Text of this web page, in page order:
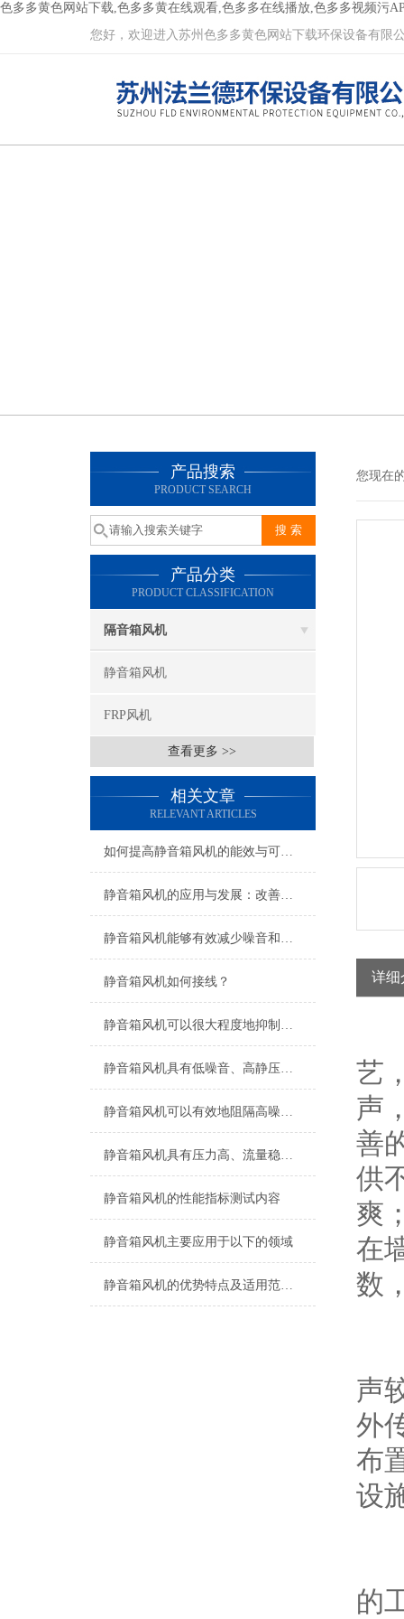
色多多黄色网站下载,色多多黄在线观看,色多多在线播放,色多多视频污
您好，欢迎进入苏州色多多黄色网站下载环保设备有限公
产品搜索
PRODUCT SEARCH
产品分类
PRODUCT CLASSIFICATION
隔音箱风机
静音箱风机
FRP风机
查看更多 >>
相关文章
RELEVANT ARTICLES
如何提高静音箱风机的能效与可靠性
静音箱风机的应用与发展：改善室内空气流通
静音箱风机能够有效减少噪音和震动
静音箱风机如何接线？
静音箱风机可以很大程度地抑制机械噪声延伸性
静音箱风机具有低噪音、高静压等特点
静音箱风机可以有效地阻隔高噪声设备噪声的外传
静音箱风机具有压力高、流量稳和噪声低的特点
静音箱风机的性能指标测试内容
静音箱风机主要应用于以下的领域
静音箱风机的优势特点及适用范围是什么？
您现在的
详细
艺
声
善
供
爽
在
数
声
外
布
设
的